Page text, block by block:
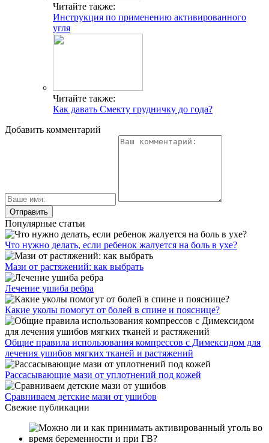
Читайте также:
Инструкция по применению активированного
угля
Читайте также:
Как давать Смекту грудничку до года?
Добавить комментарий
Популярные статьи
Что нужно делать, если ребенок жалуется на боль в ухе?
Мази от растяжений: как выбрать
Лечение ушиба ребра
Какие уколы помогут от болей в спине и пояснице?
Общие правила использования компрессов с Димексидом для
лечения ушибов мягких тканей и растяжений
Рассасывающие мази от уплотнений под кожей
Сравниваем детские мази от ушибов
Свежие публикации